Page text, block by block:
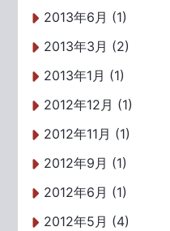
2013年6月 (1)
2013年3月 (2)
2013年1月 (1)
2012年12月 (1)
2012年11月 (1)
2012年9月 (1)
2012年6月 (1)
2012年5月 (4)